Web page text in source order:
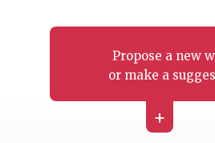
Propose a new
or make a
+